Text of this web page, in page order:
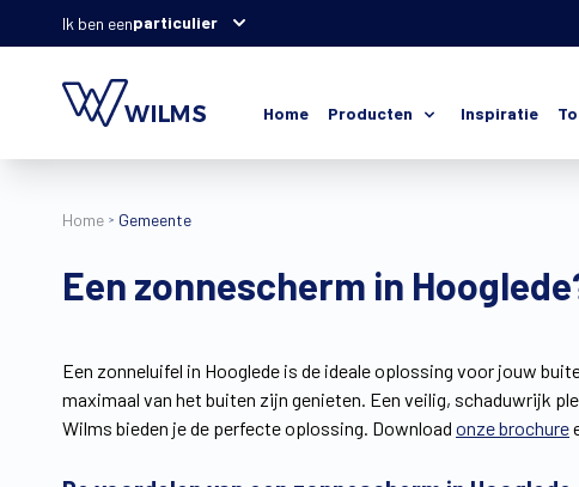
Ik ben eenparticulier
Home Producten Inspiratie
Home Gemeente
Een zonnescherm in
Een zonneluifel in Hooglede is de ideale oplossing voor jouw
maximaal van het buiten zijn genieten. Een veilig, schaduwrijk
Wilms bieden je de perfecte oplossing. Download onze brochure